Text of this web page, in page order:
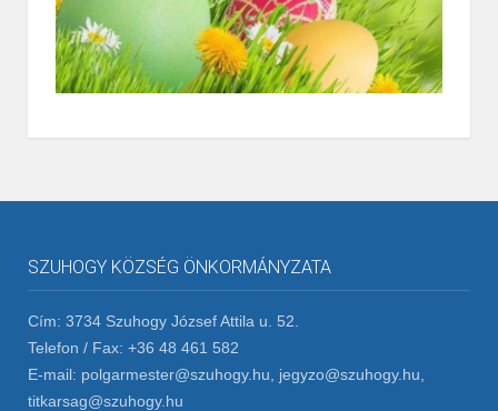
SZUHOGY KÖZSÉG ÖNKORMÁNYZATA
Cím: 3734 Szuhogy József Attila u. 52.
Telefon / Fax: +36 48 461 582
E-mail: polgarmester@szuhogy.hu, jegyzo@szuhogy.hu,
titkarsag@szuhogy.hu